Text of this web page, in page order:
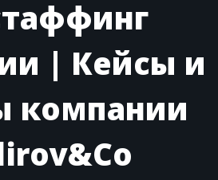
КЕЙСЫ
ОТЗЫВЫ
CТАТЬИ
FAQ
| Кейсы и
компании